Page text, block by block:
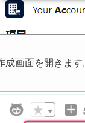
成画面を開きます